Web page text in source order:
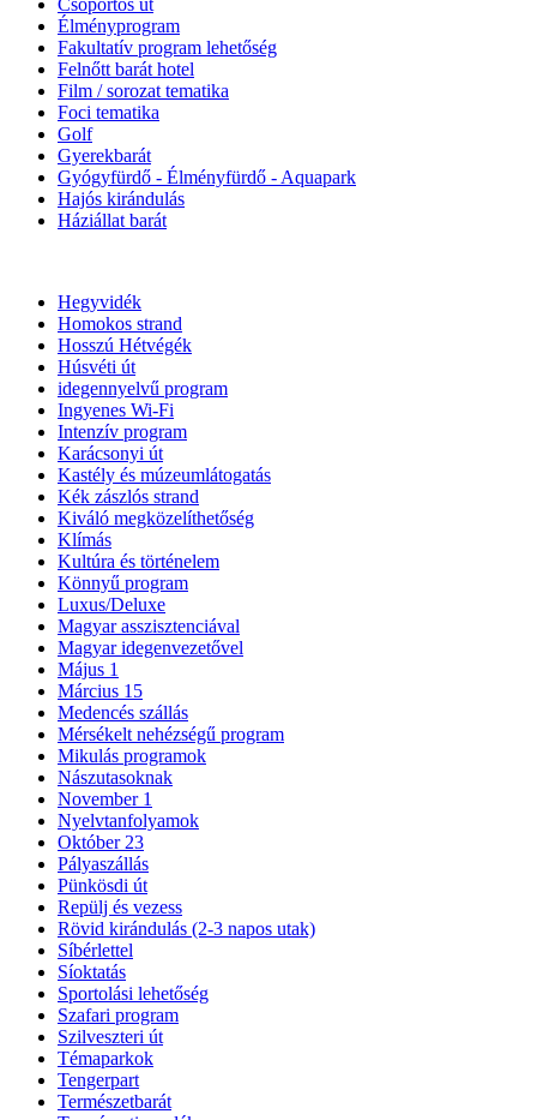
Csoportos út
Élményprogram
Fakultatív program lehetőség
Felnőtt barát hotel
Film / sorozat tematika
Foci tematika
Golf
Gyerekbarát
Gyógyfürdő - Élményfürdő - Aquapark
Hajós kirándulás
Háziállat barát
Hegyvidék
Homokos strand
Hosszú Hétvégék
Húsvéti út
idegennyelvű program
Ingyenes Wi-Fi
Intenzív program
Karácsonyi út
Kastély és múzeumlátogatás
Kék zászlós strand
Kiváló megközelíthetőség
Klímás
Kultúra és történelem
Könnyű program
Luxus/Deluxe
Magyar asszisztenciával
Magyar idegenvezetővel
Május 1
Március 15
Medencés szállás
Mérsékelt nehézségű program
Mikulás programok
Nászutasoknak
November 1
Nyelvtanfolyamok
Október 23
Pályaszállás
Pünkösdi út
Repülj és vezess
Rövid kirándulás (2-3 napos utak)
Síbérlettel
Síoktatás
Sportolási lehetőség
Szafari program
Szilveszteri út
Témaparkok
Tengerpart
Természetbarát